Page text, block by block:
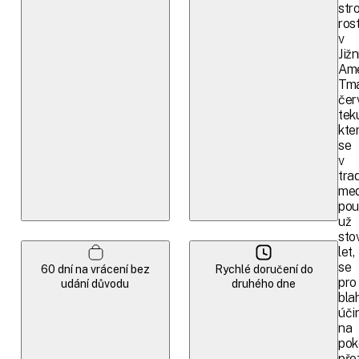
60 dní na vrácení bez
udání důvodu
Rychlé doručení do
druhého dne
v
se
v
už
let,
se
pro
na